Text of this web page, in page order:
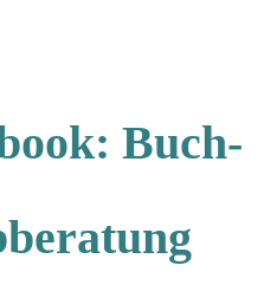
Buch-